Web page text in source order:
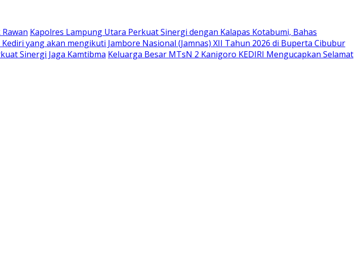
Kapolres Lampung Utara Perkuat Sinergi dengan Kalapas Kotabumi, Bahas
yang akan mengikuti Jambore Nasional (Jamnas) XII Tahun 2026 di Buperta Cibubur
Sinergi Jaga Kamtibma Keluarga Besar MTsN 2 Kanigoro KEDIRI Mengucapkan Selamat